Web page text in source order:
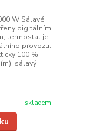
W Sálavé
digitálním
termostat je
provozu.
100 %
sálavý
skladem